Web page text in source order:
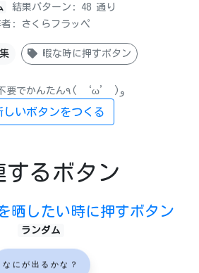
結果パターン: 48 通り
者: さくらフラッペ
暇な時に押すボタン
ログイン不要でかんたん٩( ‘ω’ )و
しいボタンをつくる
するボタン
晒したい時に押すボタン
ランダム
なにが出るかな？